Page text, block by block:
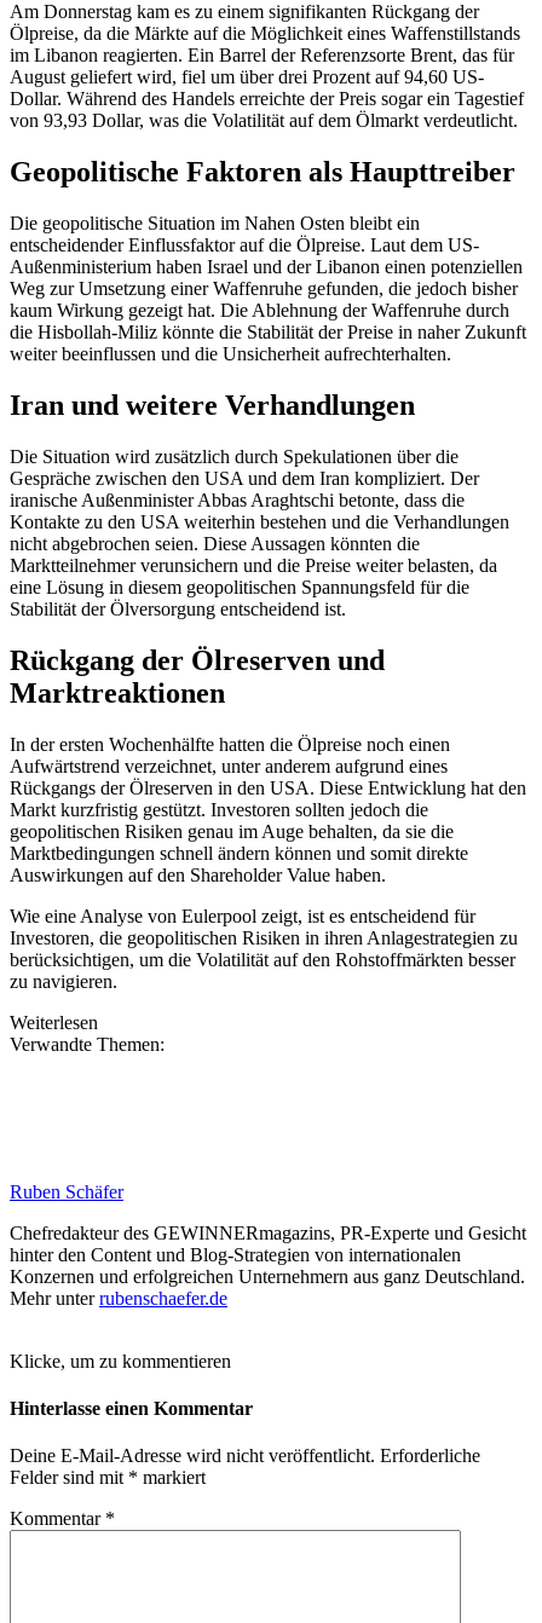
Am Donnerstag kam es zu einem signifikanten Rückgang der
Ölpreise, da die Märkte auf die Möglichkeit eines Waffenstillstands
im Libanon reagierten. Ein Barrel der Referenzsorte Brent, das für
August geliefert wird, fiel um über drei Prozent auf 94,60 US-
Dollar. Während des Handels erreichte der Preis sogar ein Tagestief
von 93,93 Dollar, was die Volatilität auf dem Ölmarkt verdeutlicht.
Geopolitische Faktoren als Haupttreiber
Die geopolitische Situation im Nahen Osten bleibt ein
entscheidender Einflussfaktor auf die Ölpreise. Laut dem US-
Außenministerium haben Israel und der Libanon einen potenziellen
Weg zur Umsetzung einer Waffenruhe gefunden, die jedoch bisher
kaum Wirkung gezeigt hat. Die Ablehnung der Waffenruhe durch
die Hisbollah-Miliz könnte die Stabilität der Preise in naher Zukunft
weiter beeinflussen und die Unsicherheit aufrechterhalten.
Iran und weitere Verhandlungen
Die Situation wird zusätzlich durch Spekulationen über die
Gespräche zwischen den USA und dem Iran kompliziert. Der
iranische Außenminister Abbas Araghtschi betonte, dass die
Kontakte zu den USA weiterhin bestehen und die Verhandlungen
nicht abgebrochen seien. Diese Aussagen könnten die
Marktteilnehmer verunsichern und die Preise weiter belasten, da
eine Lösung in diesem geopolitischen Spannungsfeld für die
Stabilität der Ölversorgung entscheidend ist.
Rückgang der Ölreserven und
Marktreaktionen
In der ersten Wochenhälfte hatten die Ölpreise noch einen
Aufwärtstrend verzeichnet, unter anderem aufgrund eines
Rückgangs der Ölreserven in den USA. Diese Entwicklung hat den
Markt kurzfristig gestützt. Investoren sollten jedoch die
geopolitischen Risiken genau im Auge behalten, da sie die
Marktbedingungen schnell ändern können und somit direkte
Auswirkungen auf den Shareholder Value haben.
Wie eine Analyse von Eulerpool zeigt, ist es entscheidend für
Investoren, die geopolitischen Risiken in ihren Anlagestrategien zu
berücksichtigen, um die Volatilität auf den Rohstoffmärkten besser
zu navigieren.
Weiterlesen
Verwandte Themen:
Ruben Schäfer
Chefredakteur des GEWINNERmagazins, PR-Experte und Gesicht
hinter den Content und Blog-Strategien von internationalen
Konzernen und erfolgreichen Unternehmern aus ganz Deutschland.
Mehr unterrubenschaefer.de
Klicke, um zu kommentieren
Hinterlasse einen Kommentar
Deine E-Mail-Adresse wird nicht veröffentlicht. Erforderliche
Felder sind mit * markiert
Kommentar *